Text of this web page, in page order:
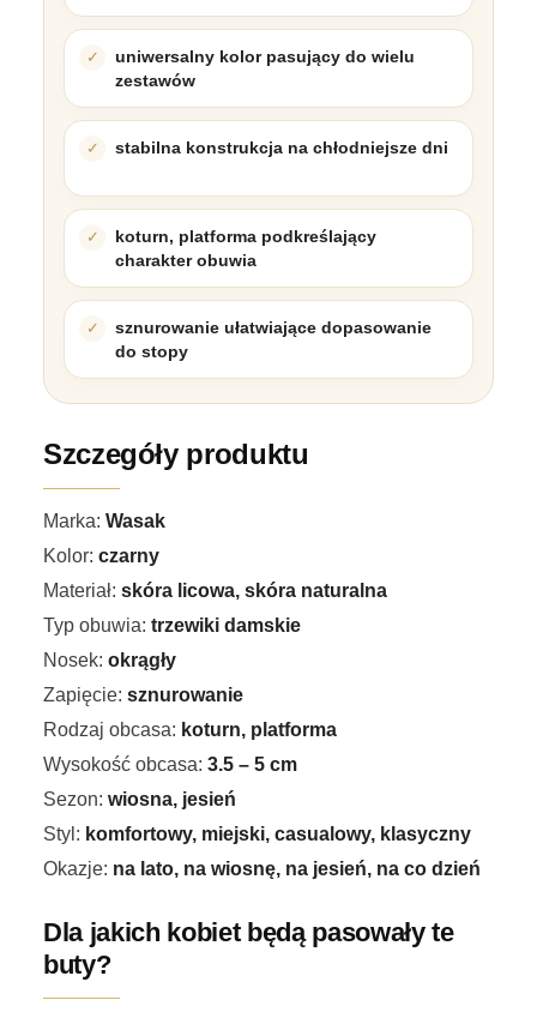
uniwersalny kolor pasujący do wielu
zestawów
stabilna konstrukcja na chłodniejsze dni
koturn, platforma podkreślający
charakter obuwia
sznurowanie ułatwiające dopasowanie
do stopy
Szczegóły produktu
Marka: Wasak
Kolor: czarny
Materiał: skóra licowa, skóra naturalna
Typ obuwia: trzewiki damskie
Nosek: okrągły
Zapięcie: sznurowanie
Rodzaj obcasa: koturn, platforma
Wysokość obcasa: 3.5 – 5 cm
Sezon: wiosna, jesień
Styl: komfortowy, miejski, casualowy, klasyczny
Okazje: na lato, na wiosnę, na jesień, na co dzień
Dla jakich kobiet będą pasowały te
buty?